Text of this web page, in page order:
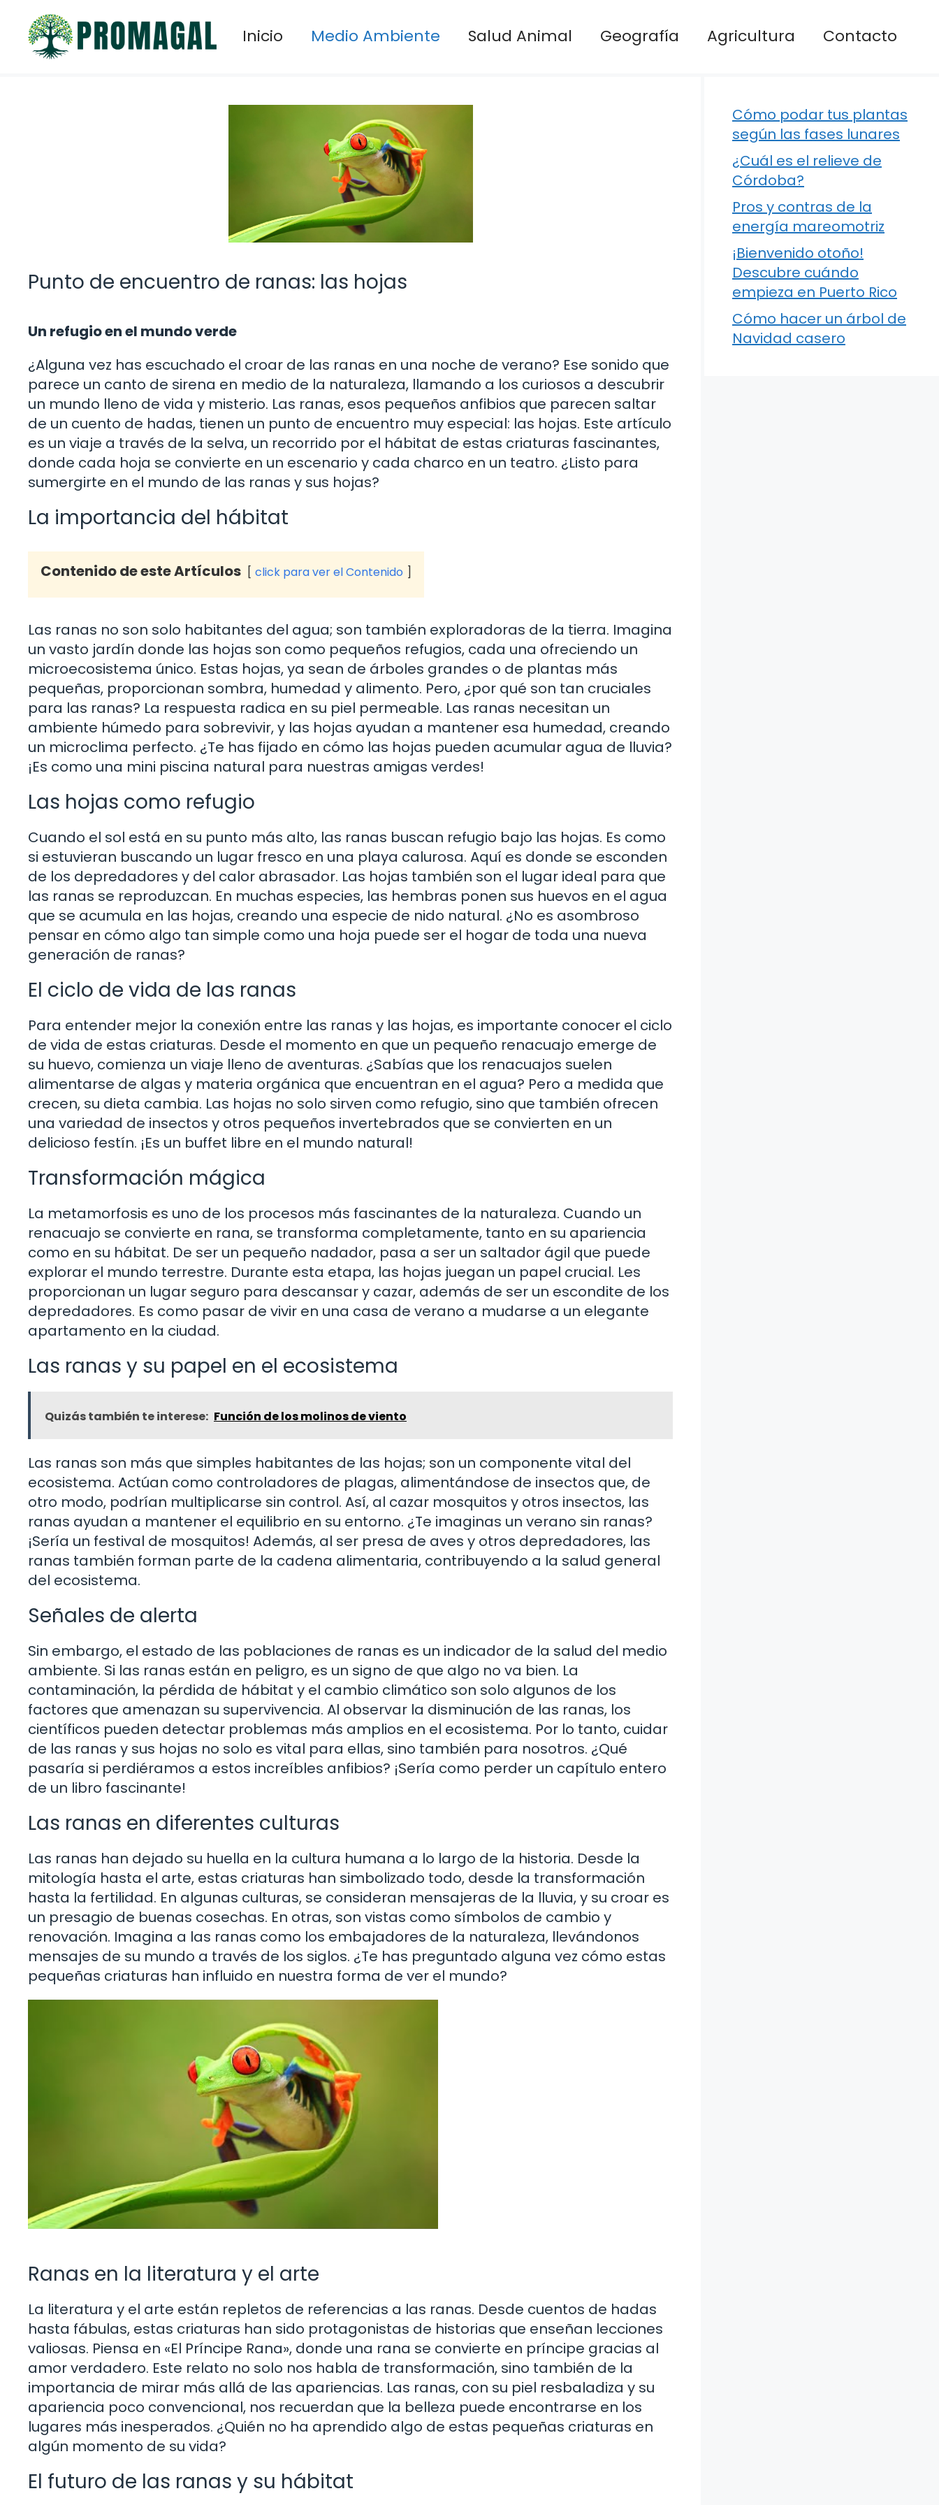
contenido
Inicio Medio Ambiente Salud Animal Geografía Agricultura Contacto
Punto de encuentro de ranas: las hojas
Un refugio en el mundo verde
¿Alguna vez has escuchado el croar de las ranas en una noche de verano? Ese sonido que
parece un canto de sirena en medio de la naturaleza, llamando a los curiosos a descubrir
un mundo lleno de vida y misterio. Las ranas, esos pequeños anfibios que parecen saltar
de un cuento de hadas, tienen un punto de encuentro muy especial: las hojas. Este artículo
es un viaje a través de la selva, un recorrido por el hábitat de estas criaturas fascinantes,
donde cada hoja se convierte en un escenario y cada charco en un teatro. ¿Listo para
sumergirte en el mundo de las ranas y sus hojas?
La importancia del hábitat
Contenido de este Artículos click para ver el Contenido
Las ranas no son solo habitantes del agua; son también exploradoras de la tierra. Imagina
un vasto jardín donde las hojas son como pequeños refugios, cada una ofreciendo un
microecosistema único. Estas hojas, ya sean de árboles grandes o de plantas más
pequeñas, proporcionan sombra, humedad y alimento. Pero, ¿por qué son tan cruciales
para las ranas? La respuesta radica en su piel permeable. Las ranas necesitan un
ambiente húmedo para sobrevivir, y las hojas ayudan a mantener esa humedad, creando
un microclima perfecto. ¿Te has fijado en cómo las hojas pueden acumular agua de lluvia?
¡Es como una mini piscina natural para nuestras amigas verdes!
Las hojas como refugio
Cuando el sol está en su punto más alto, las ranas buscan refugio bajo las hojas. Es como
si estuvieran buscando un lugar fresco en una playa calurosa. Aquí es donde se esconden
de los depredadores y del calor abrasador. Las hojas también son el lugar ideal para que
las ranas se reproduzcan. En muchas especies, las hembras ponen sus huevos en el agua
que se acumula en las hojas, creando una especie de nido natural. ¿No es asombroso
pensar en cómo algo tan simple como una hoja puede ser el hogar de toda una nueva
generación de ranas?
El ciclo de vida de las ranas
Para entender mejor la conexión entre las ranas y las hojas, es importante conocer el ciclo
de vida de estas criaturas. Desde el momento en que un pequeño renacuajo emerge de
su huevo, comienza un viaje lleno de aventuras. ¿Sabías que los renacuajos suelen
alimentarse de algas y materia orgánica que encuentran en el agua? Pero a medida que
crecen, su dieta cambia. Las hojas no solo sirven como refugio, sino que también ofrecen
una variedad de insectos y otros pequeños invertebrados que se convierten en un
delicioso festín. ¡Es un buffet libre en el mundo natural!
Transformación mágica
La metamorfosis es uno de los procesos más fascinantes de la naturaleza. Cuando un
renacuajo se convierte en rana, se transforma completamente, tanto en su apariencia
como en su hábitat. De ser un pequeño nadador, pasa a ser un saltador ágil que puede
explorar el mundo terrestre. Durante esta etapa, las hojas juegan un papel crucial. Les
proporcionan un lugar seguro para descansar y cazar, además de ser un escondite de los
depredadores. Es como pasar de vivir en una casa de verano a mudarse a un elegante
apartamento en la ciudad.
Las ranas y su papel en el ecosistema
Quizás también te interese: Función de los molinos de viento
Las ranas son más que simples habitantes de las hojas; son un componente vital del
ecosistema. Actúan como controladores de plagas, alimentándose de insectos que, de
otro modo, podrían multiplicarse sin control. Así, al cazar mosquitos y otros insectos, las
ranas ayudan a mantener el equilibrio en su entorno. ¿Te imaginas un verano sin ranas?
¡Sería un festival de mosquitos! Además, al ser presa de aves y otros depredadores, las
ranas también forman parte de la cadena alimentaria, contribuyendo a la salud general
del ecosistema.
Señales de alerta
Sin embargo, el estado de las poblaciones de ranas es un indicador de la salud del medio
ambiente. Si las ranas están en peligro, es un signo de que algo no va bien. La
contaminación, la pérdida de hábitat y el cambio climático son solo algunos de los
factores que amenazan su supervivencia. Al observar la disminución de las ranas, los
científicos pueden detectar problemas más amplios en el ecosistema. Por lo tanto, cuidar
de las ranas y sus hojas no solo es vital para ellas, sino también para nosotros. ¿Qué
pasaría si perdiéramos a estos increíbles anfibios? ¡Sería como perder un capítulo entero
de un libro fascinante!
Las ranas en diferentes culturas
Las ranas han dejado su huella en la cultura humana a lo largo de la historia. Desde la
mitología hasta el arte, estas criaturas han simbolizado todo, desde la transformación
hasta la fertilidad. En algunas culturas, se consideran mensajeras de la lluvia, y su croar es
un presagio de buenas cosechas. En otras, son vistas como símbolos de cambio y
renovación. Imagina a las ranas como los embajadores de la naturaleza, llevándonos
mensajes de su mundo a través de los siglos. ¿Te has preguntado alguna vez cómo estas
pequeñas criaturas han influido en nuestra forma de ver el mundo?
Ranas en la literatura y el arte
La literatura y el arte están repletos de referencias a las ranas. Desde cuentos de hadas
hasta fábulas, estas criaturas han sido protagonistas de historias que enseñan lecciones
valiosas. Piensa en «El Príncipe Rana», donde una rana se convierte en príncipe gracias al
amor verdadero. Este relato no solo nos habla de transformación, sino también de la
importancia de mirar más allá de las apariencias. Las ranas, con su piel resbaladiza y su
apariencia poco convencional, nos recuerdan que la belleza puede encontrarse en los
lugares más inesperados. ¿Quién no ha aprendido algo de estas pequeñas criaturas en
algún momento de su vida?
El futuro de las ranas y su hábitat
Cómo podar tus plantas
según las fases lunares
¿Cuál es el relieve de
Córdoba?
Pros y contras de la
energía mareomotriz
¡Bienvenido otoño!
Descubre cuándo
empieza en Puerto Rico
Cómo hacer un árbol de
Navidad casero